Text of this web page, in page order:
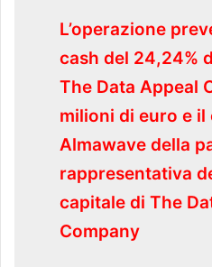
L’operazione
cash del 24,24%
The Data Appeal
milioni di euro e
Almawave della
rappresentativa
capitale di The
Company